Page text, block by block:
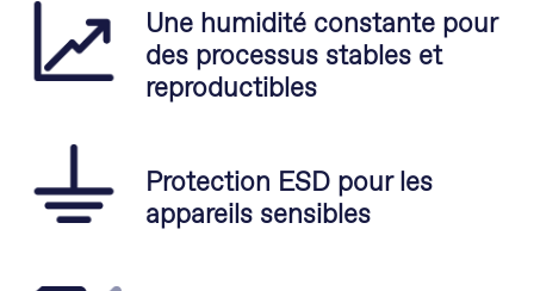
Une humidité constante pour
des processus stables et
reproductibles
Protection ESD pour les
appareils sensibles